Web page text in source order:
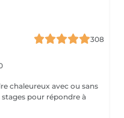
308
chaleureux avec ou sans
pour répondre à